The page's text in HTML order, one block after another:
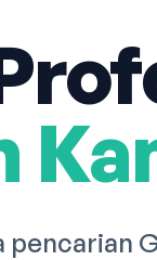
pencarian